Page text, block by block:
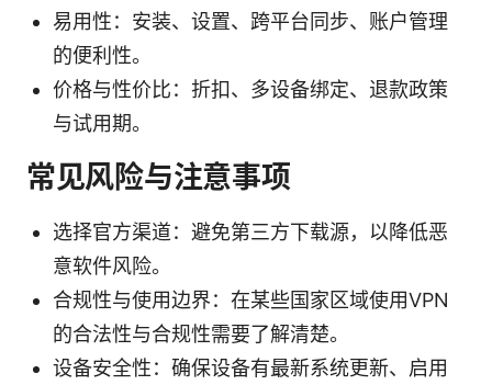
易用性：安装、设置、跨平台同步、账户管理
的便利性。
价格与性价比：折扣、多设备绑定、退款政策
与试用期。
常见风险与注意事项
选择官方渠道：避免第三方下载源，以降低恶
意软件风险。
合规性与使用边界：在某些国家区域使用VPN
的合法性与合规性需要了解清楚。
设备安全性：确保设备有最新系统更新、启用